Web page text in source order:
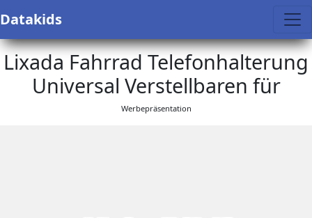
Datakids
Lixada Fahrrad Telefonhalterung
Universal Verstellbaren für
Werbepräsentation